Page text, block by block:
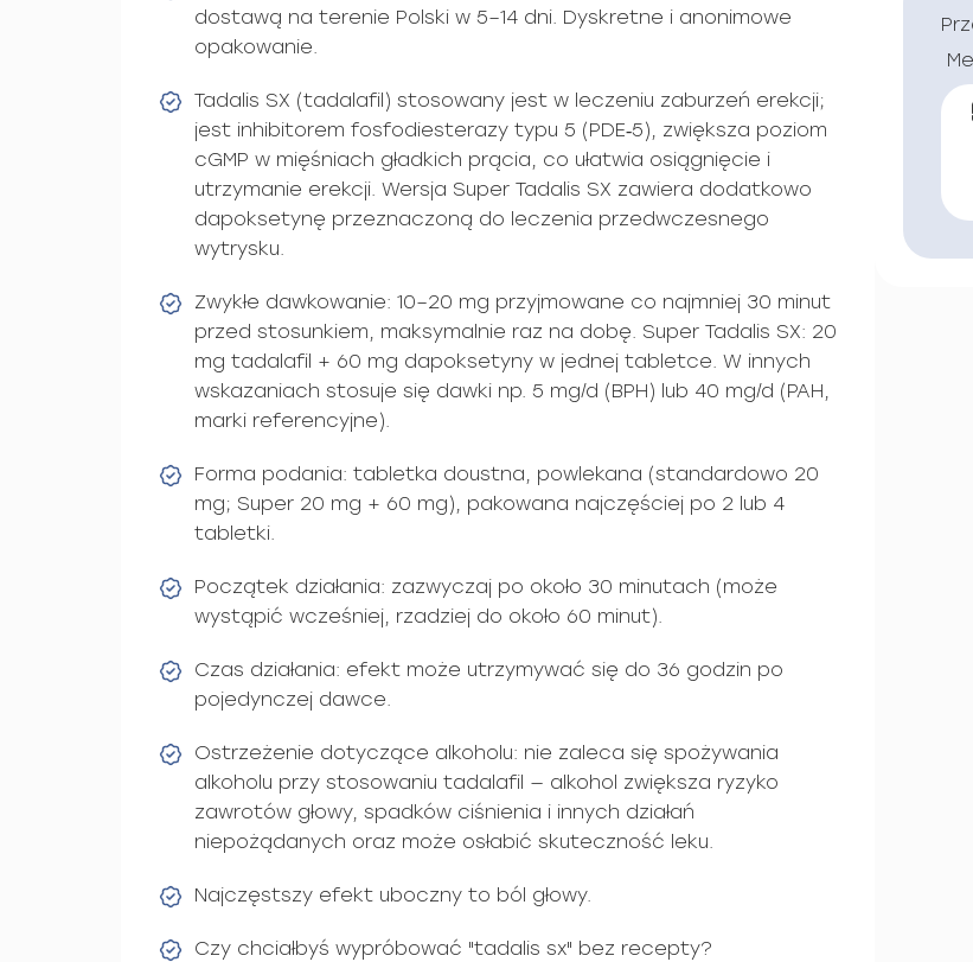
dostawą na terenie Polski w 5–14 dni. Dyskretne i anonimowe
opakowanie.
Tadalis SX (tadalafil) stosowany jest w leczeniu zaburzeń erekcji;
jest inhibitorem fosfodiesterazy typu 5 (PDE‑5), zwiększa poziom
cGMP w mięśniach gładkich prącia, co ułatwia osiągnięcie i
utrzymanie erekcji. Wersja Super Tadalis SX zawiera dodatkowo
dapoksetynę przeznaczoną do leczenia przedwczesnego
wytrysku.
Zwykłe dawkowanie: 10–20 mg przyjmowane co najmniej 30 minut
przed stosunkiem, maksymalnie raz na dobę. Super Tadalis SX: 20
mg tadalafil + 60 mg dapoksetyny w jednej tabletce. W innych
wskazaniach stosuje się dawki np. 5 mg/d (BPH) lub 40 mg/d (PAH,
marki referencyjne).
Forma podania: tabletka doustna, powlekana (standardowo 20
mg; Super 20 mg + 60 mg), pakowana najczęściej po 2 lub 4
tabletki.
Początek działania: zazwyczaj po około 30 minutach (może
wystąpić wcześniej, rzadziej do około 60 minut).
Czas działania: efekt może utrzymywać się do 36 godzin po
pojedynczej dawce.
Ostrzeżenie dotyczące alkoholu: nie zaleca się spożywania
alkoholu przy stosowaniu tadalafil — alkohol zwiększa ryzyko
zawrotów głowy, spadków ciśnienia i innych działań
niepożądanych oraz może osłabić skuteczność leku.
Najczęstszy efekt uboczny to ból głowy.
Czy chciałbyś wypróbować "tadalis sx" bez recepty?